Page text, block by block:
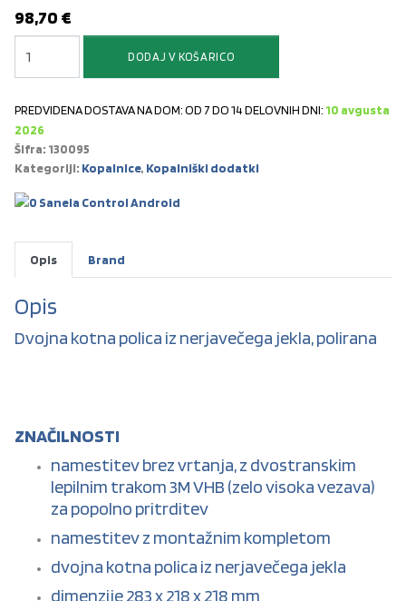
98,70 €
DODAJ V KOŠARICO
PREDVIDENA DOSTAVA NA DOM: OD 7 DO 14 DELOVNIH DNI: 10 avgusta
2026
Šifra: 130095
Kategoriji: Kopalnice, Kopalniški dodatki
Opis Brand
Opis
Dvojna kotna polica iz nerjavečega jekla, polirana
ZNAČILNOSTI
namestitev brez vrtanja, z dvostranskim
lepilnim trakom 3M VHB (zelo visoka vezava)
za popolno pritrditev
namestitev z montažnim kompletom
dvojna kotna polica iz nerjavečega jekla
dimenzije 283 x 218 x 218 mm